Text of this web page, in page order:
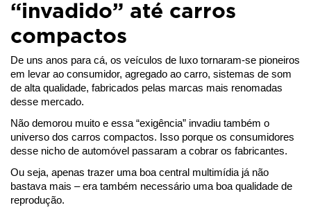
“invadido” até carros
compactos
De uns anos para cá, os veículos de luxo tornaram-se pioneiros
em levar ao consumidor, agregado ao carro, sistemas de som
de alta qualidade, fabricados pelas marcas mais renomadas
desse mercado.
Não demorou muito e essa “exigência” invadiu também o
universo dos carros compactos. Isso porque os consumidores
desse nicho de automóvel passaram a cobrar os fabricantes.
Ou seja, apenas trazer uma boa central multimídia já não
bastava mais – era também necessário uma boa qualidade de
reprodução.